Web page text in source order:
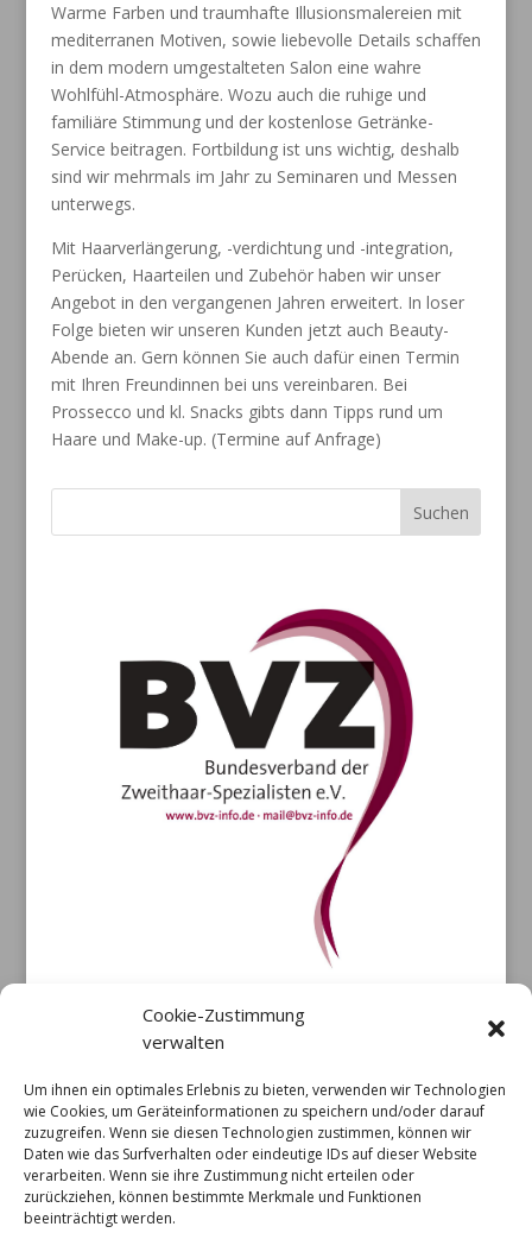
Cookie-Zustimmung
verwalten
Um ihnen ein optimales Erlebnis zu bieten, verwenden wir Technologien
wie Cookies, um Geräteinformationen zu speichern und/oder darauf
zuzugreifen. Wenn sie diesen Technologien zustimmen, können wir
Daten wie das Surfverhalten oder eindeutige IDs auf dieser Website
verarbeiten. Wenn sie ihre Zustimmung nicht erteilen oder
zurückziehen, können bestimmte Merkmale und Funktionen
beeinträchtigt werden.
Warme Farben und traumhafte Illusionsmalereien mit
mediterranen Motiven, sowie liebevolle Details schaffen
in dem modern umgestalteten Salon eine wahre
Wohlfühl-Atmosphäre. Wozu auch die ruhige und
familiäre Stimmung und der kostenlose Getränke-
Service beitragen. Fortbildung ist uns wichtig, deshalb
sind wir mehrmals im Jahr zu Seminaren und Messen
unterwegs.
Mit Haarverlängerung, -verdichtung und -integration,
Perücken, Haarteilen und Zubehör haben wir unser
Angebot in den vergangenen Jahren erweitert. In loser
Folge bieten wir unseren Kunden jetzt auch Beauty-
Abende an. Gern können Sie auch dafür einen Termin
mit Ihren Freundinnen bei uns vereinbaren. Bei
Prossecco und kl. Snacks gibts dann Tipps rund um
Haare und Make-up. (Termine auf Anfrage)